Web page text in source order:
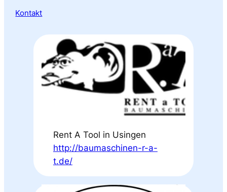
Kontakt
Rent A Tool in Usingen
http://baumaschinen-r-a-
t.de/